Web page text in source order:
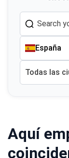
España
Todas las
Aquí